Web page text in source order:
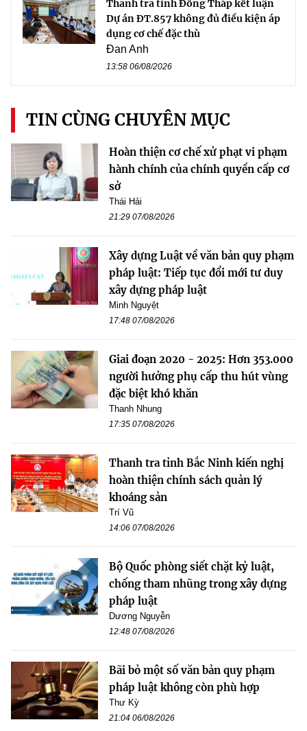
Thanh tra tỉnh Đồng Tháp kết luận
Dự án ĐT.857 không đủ điều kiện áp
dụng cơ chế đặc thù
Đan Anh
13:58 06/08/2026
TIN CÙNG CHUYÊN MỤC
Hoàn thiện cơ chế xử phạt vi phạm
hành chính của chính quyền cấp cơ
sở
Thái Hải
21:29 07/08/2026
Xây dựng Luật về văn bản quy phạm
pháp luật: Tiếp tục đổi mới tư duy
xây dựng pháp luật
Minh Nguyệt
17:48 07/08/2026
Giai đoạn 2020 - 2025: Hơn 353.000
người hưởng phụ cấp thu hút vùng
đặc biệt khó khăn
Thanh Nhung
17:35 07/08/2026
Thanh tra tỉnh Bắc Ninh kiến nghị
hoàn thiện chính sách quản lý
khoáng sản
Trí Vũ
14:06 07/08/2026
Bộ Quốc phòng siết chặt kỷ luật,
chống tham nhũng trong xây dựng
pháp luật
Dương Nguyễn
12:48 07/08/2026
Bãi bỏ một số văn bản quy phạm
pháp luật không còn phù hợp
Thư Kỳ
21:04 06/08/2026